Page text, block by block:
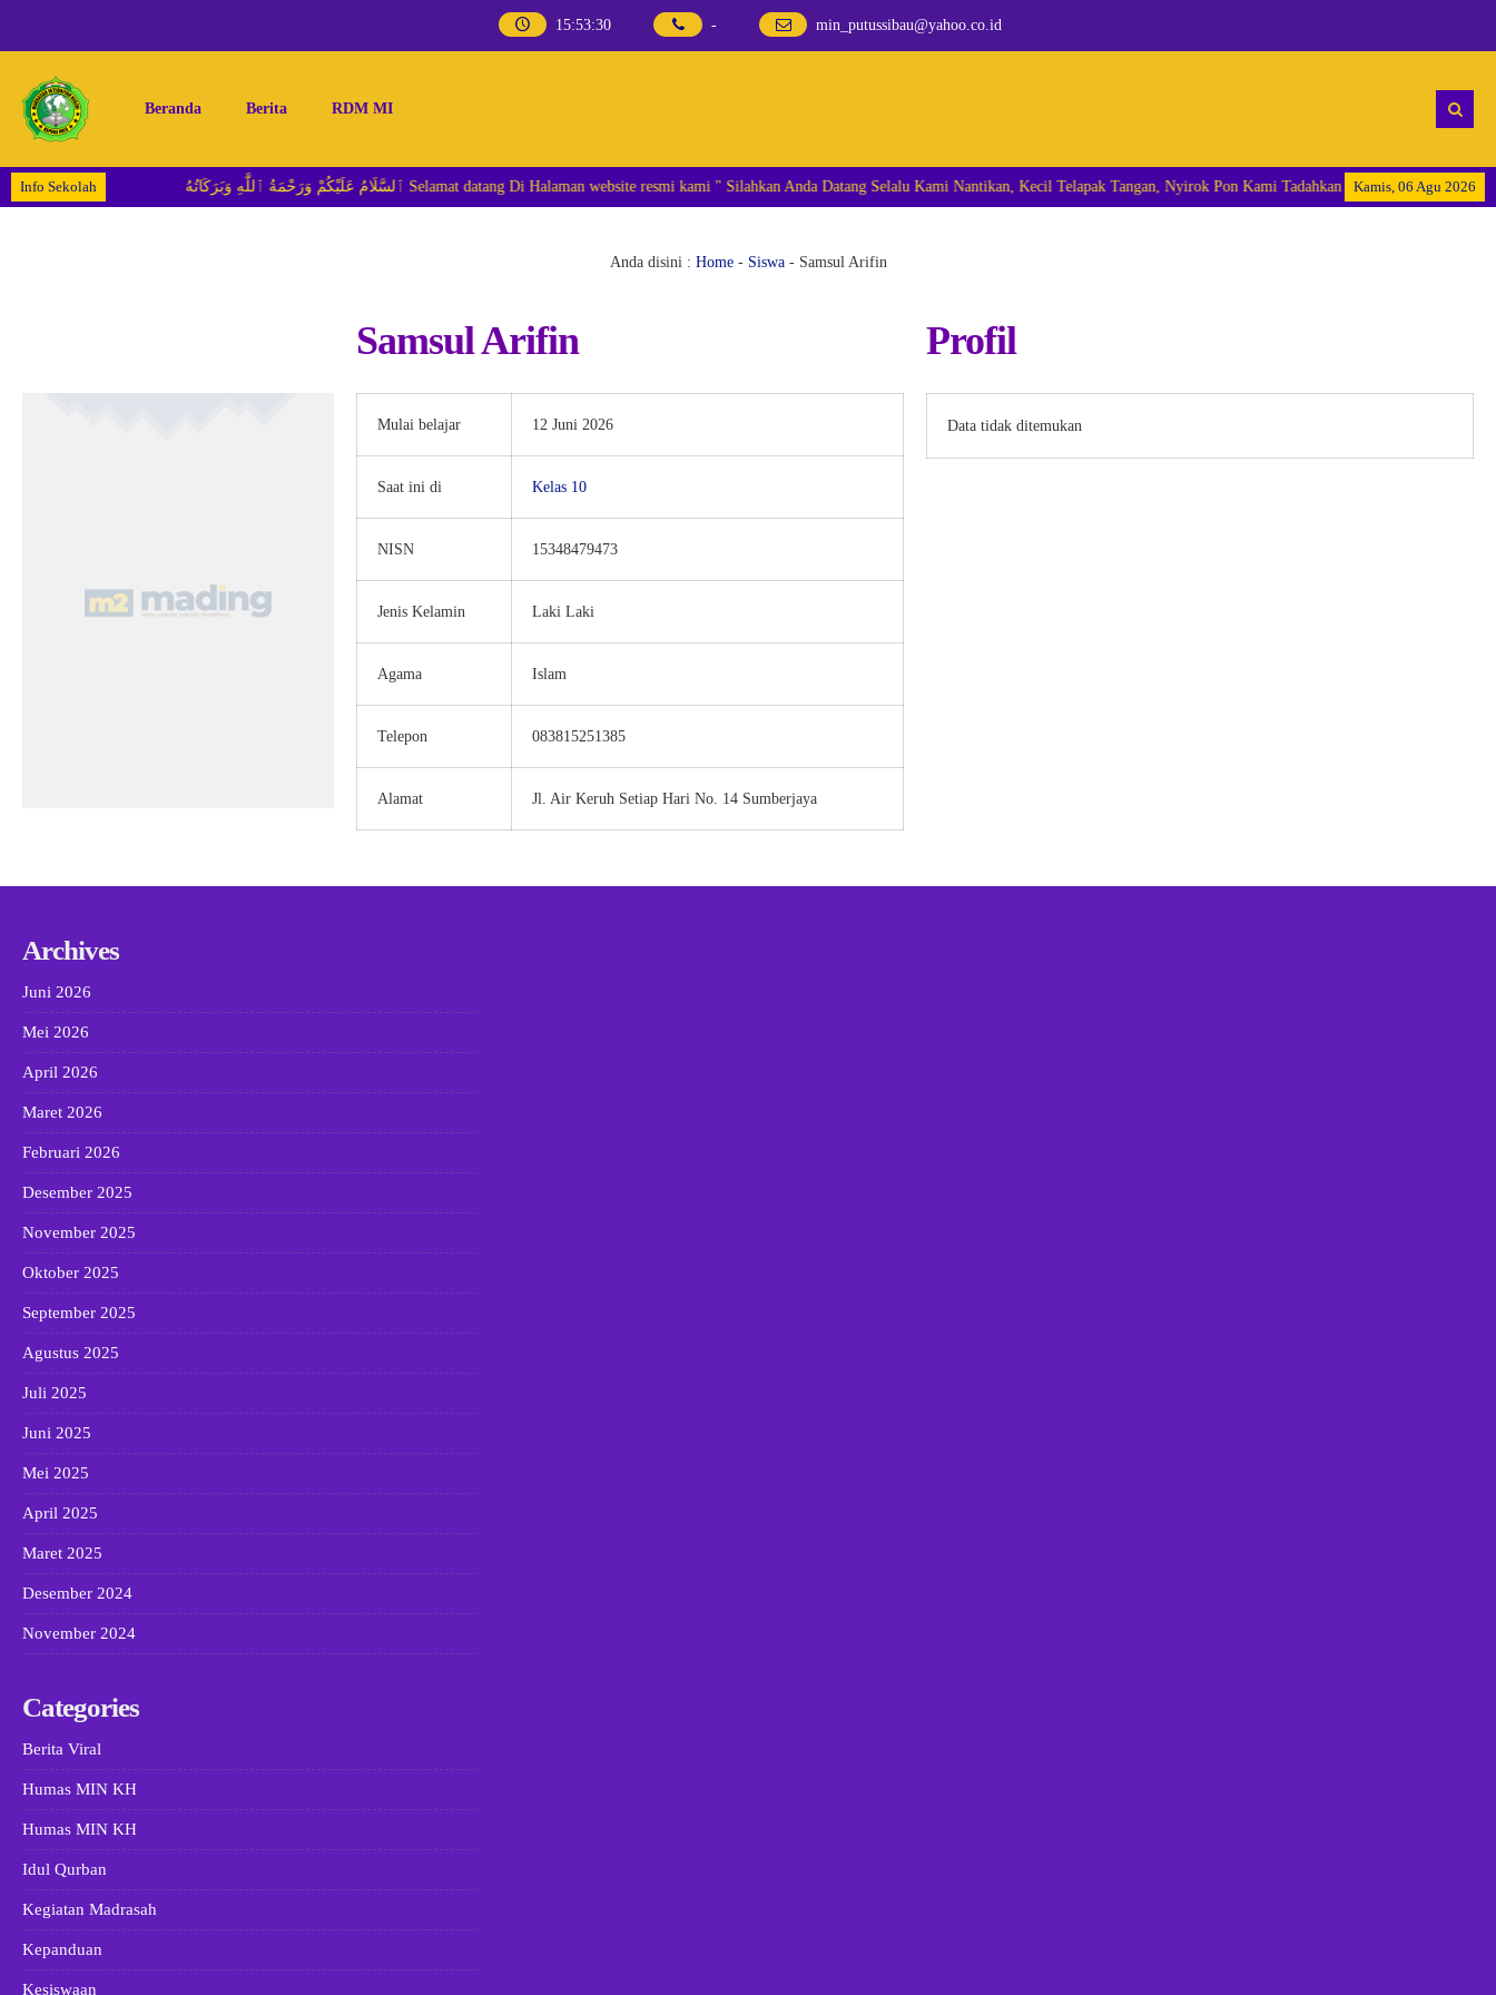
15:53:30 - min_putussibau@yahoo.co.id
Beranda Berita RDM MI
Info Sekolah Kamis, 06 Agu 2026 ٱلسَّلَامُ عَلَيْكُمْ وَرَحْمَةُ ٱللَّٰهِ وَبَرَكَاتُهُ Selamat datang Di Halaman website resmi kami " Silahkan Anda Datang Selalu Kami Nantikan, Kecil Telapak Tangan, Nyirok Pon Kami Tadahkan "
Anda disini : Home- Siswa- Samsul Arifin
Samsul Arifin
Mulai belajar 12 Juni 2026
Saat ini di Kelas 10
NISN 15348479473
Jenis Kelamin Laki Laki
Agama Islam
Telepon 083815251385
Alamat Jl. Air Keruh Setiap Hari No. 14 Sumberjaya
Profil
Data tidak ditemukan
Archives
Juni 2026
Mei 2026
April 2026
Maret 2026
Februari 2026
Desember 2025
November 2025
Oktober 2025
September 2025
Agustus 2025
Juli 2025
Juni 2025
Mei 2025
April 2025
Maret 2025
Desember 2024
November 2024
Categories
Berita Viral
Humas MIN KH
Humas MIN KH
Idul Qurban
Kegiatan Madrasah
Kepanduan
Kesiswaan